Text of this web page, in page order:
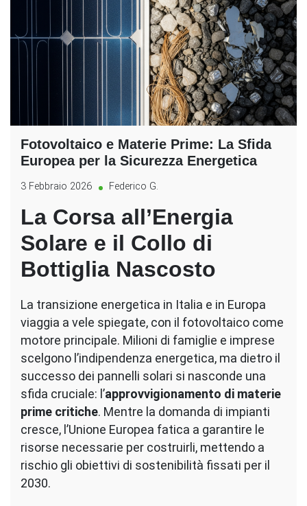
Fotovoltaico e Materie Prime: La Sfida
Europea per la Sicurezza Energetica
3 Febbraio 2026 Federico G.
La Corsa all’Energia
Solare e il Collo di
Bottiglia Nascosto
La transizione energetica in Italia e in Europa
viaggia a vele spiegate, con il fotovoltaico come
motore principale. Milioni di famiglie e imprese
scelgono l’indipendenza energetica, ma dietro il
successo dei pannelli solari si nasconde una
sfida cruciale: l’approvvigionamento di materie
prime critiche. Mentre la domanda di impianti
cresce, l’Unione Europea fatica a garantire le
risorse necessarie per costruirli, mettendo a
rischio gli obiettivi di sostenibilità fissati per il
2030.